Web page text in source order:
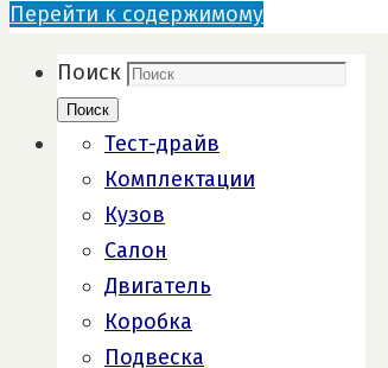
Перейти к содержимому
Поиск
Поиск
Тест-драйв
Комплектации
Кузов
Салон
Двигатель
Коробка
Подвеска